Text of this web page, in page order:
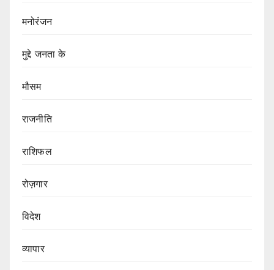
मनोरंजन
मुद्दे जनता के
मौसम
राजनीति
राशिफल
रोज़गार
विदेश
व्यापार